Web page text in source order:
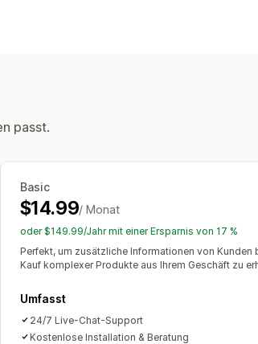
Benachrichtigungen
Ausverkaufte Artikel
Bestandsverfügbarkeit
Manuelle Updates
passt.
Basic
$14.99/ Monat
oder $149.99/Jahr mit einer Ersparnis von 17 %
Perfekt, um zusätzliche Informationen von Kunden
Kauf komplexer Produkte aus Ihrem Geschäft zu
Umfasst
24/7 Live-Chat-Support
Kostenlose Installation & Beratung